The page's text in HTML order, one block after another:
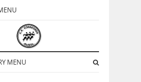
MENU